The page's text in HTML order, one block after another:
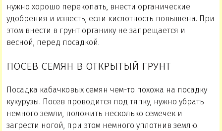
нужно хорошо перекопать, внести органические
удобрения и известь, если кислотность повышена. При
этом внести в грунт органику не запрещается и
весной, перед посадкой.
ПОСЕВ СЕМЯН В ОТКРЫТЫЙ ГРУНТ
Посадка кабачковых семян чем-то похожа на посадку
кукурузы. Посев проводится под тяпку, нужно убрать
немного земли, положить несколько семечек и
загрести ногой, при этом немного уплотнив землю.